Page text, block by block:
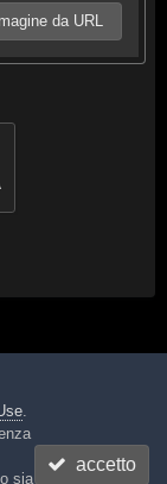
da URL
Cookies
.
sia
accetto